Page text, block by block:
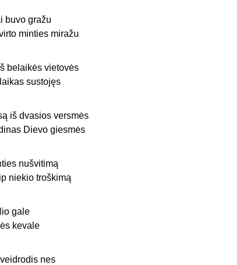
buvo gražu
minties miražu
belaikės vietovės
sustojęs
iš dvasios versmės
Dievo giesmės
nušvitimą
niekio troškimą
gale
kevale
nes